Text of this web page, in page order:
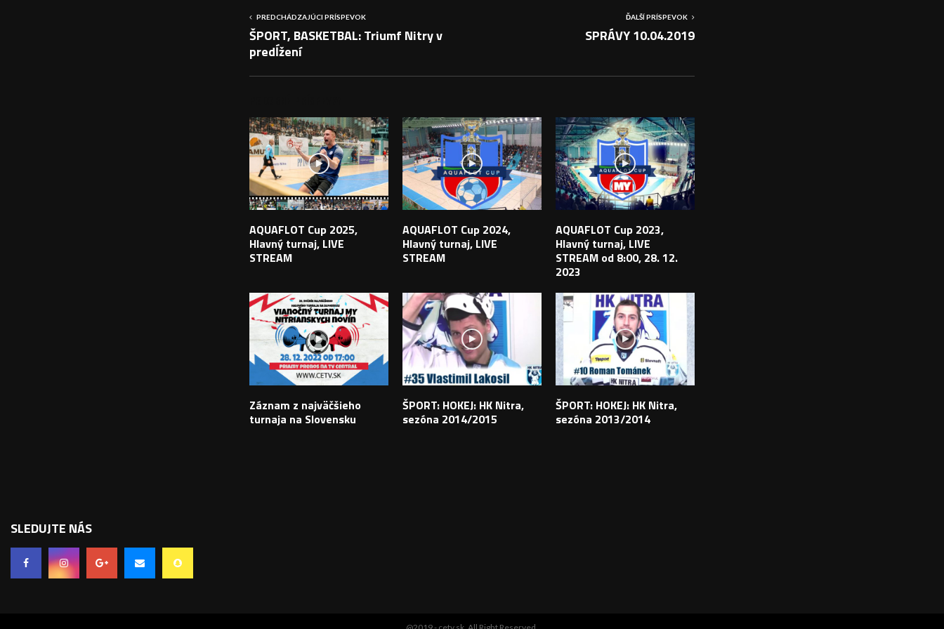
PREDCHÁDZAJÚCI PRÍSPEVOK
ŠPORT, BASKETBAL: Triumf Nitry v
predĺžení
ĎALŠÍ PRÍSPEVOK
SPRÁVY 10.04.2019
AQUAFLOT Cup 2025,
Hlavný turnaj, LIVE
STREAM
AQUAFLOT Cup 2024,
Hlavný turnaj, LIVE
STREAM
AQUAFLOT Cup 2023,
Hlavný turnaj, LIVE
STREAM od 8:00, 28. 12.
2023
Záznam z najväčšieho
turnaja na Slovensku
ŠPORT: HOKEJ: HK Nitra,
sezóna 2014/2015
ŠPORT: HOKEJ: HK Nitra,
sezóna 2013/2014
SLEDUJTE NÁS